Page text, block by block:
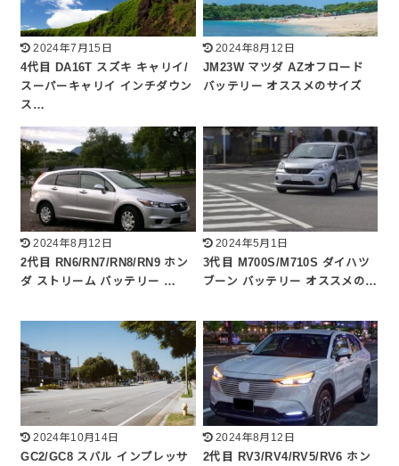
2024年7月15日
4代目 DA16T スズキ キャリイ/
スーパーキャリイ インチダウン
ス…
2024年8月12日
JM23W マツダ AZオフロード
バッテリー オススメのサイズ
2024年8月12日
2代目 RN6/RN7/RN8/RN9 ホン
ダ ストリーム バッテリー …
2024年5月1日
3代目 M700S/M710S ダイハツ
ブーン バッテリー オススメの…
2024年10月14日
GC2/GC8 スバル インプレッサ
2024年8月12日
2代目 RV3/RV4/RV5/RV6 ホン